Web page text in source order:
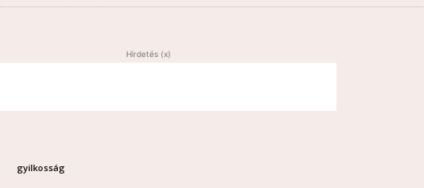
Hirdetés (x)
gyilkosság